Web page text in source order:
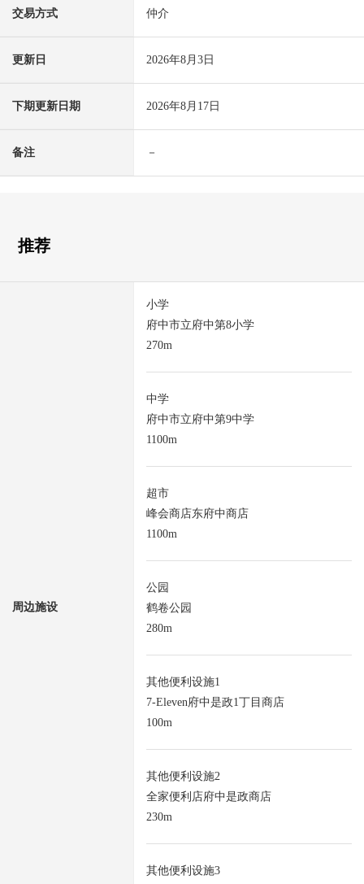
交易方式 仲介
更新日 2026年8月3日
下期更新日期 2026年8月17日
备注 －
推荐
周边施设
小学
府中市立府中第8小学
270m
中学
府中市立府中第9中学
1100m
超市
峰会商店东府中商店
1100m
公园
鹤卷公园
280m
其他便利设施1
7-Eleven府中是政1丁目商店
100m
其他便利设施2
全家便利店府中是政商店
230m
其他便利设施3